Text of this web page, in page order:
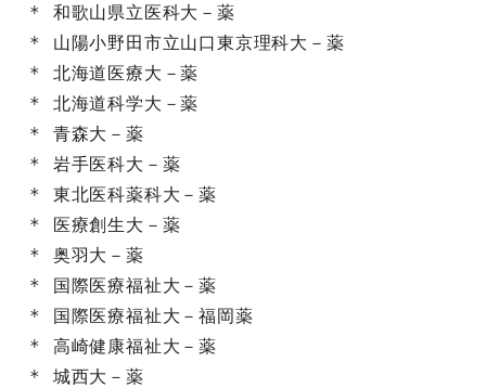
* 和歌山県立医科大－薬
* 山陽小野田市立山口東京理科大－薬
* 北海道医療大－薬
* 北海道科学大－薬
* 青森大－薬
* 岩手医科大－薬
* 東北医科薬科大－薬
* 医療創生大－薬
* 奥羽大－薬
* 国際医療福祉大－薬
* 国際医療福祉大－福岡薬
* 高崎健康福祉大－薬
* 城西大－薬